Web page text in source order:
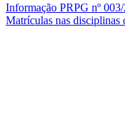
Informação PRPG nº
Matrículas nas disciplinas